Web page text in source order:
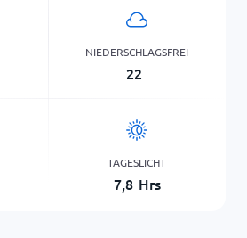
NIEDERSCHLAGSFREI
22
TAGESLICHT
7,8 Hrs